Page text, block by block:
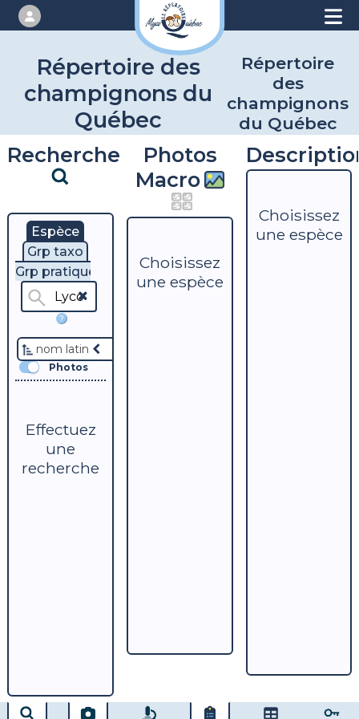
Répertoire des
champignons du
Québec
Répertoire
des
champignons
du Québec
Recherche
Espèce
Grp taxo
Grp pratique
?
nom latin
Photos
Effectuez
une
recherche
Photos
Macro
Choisissez
une espèce
Choisissez
une espèce